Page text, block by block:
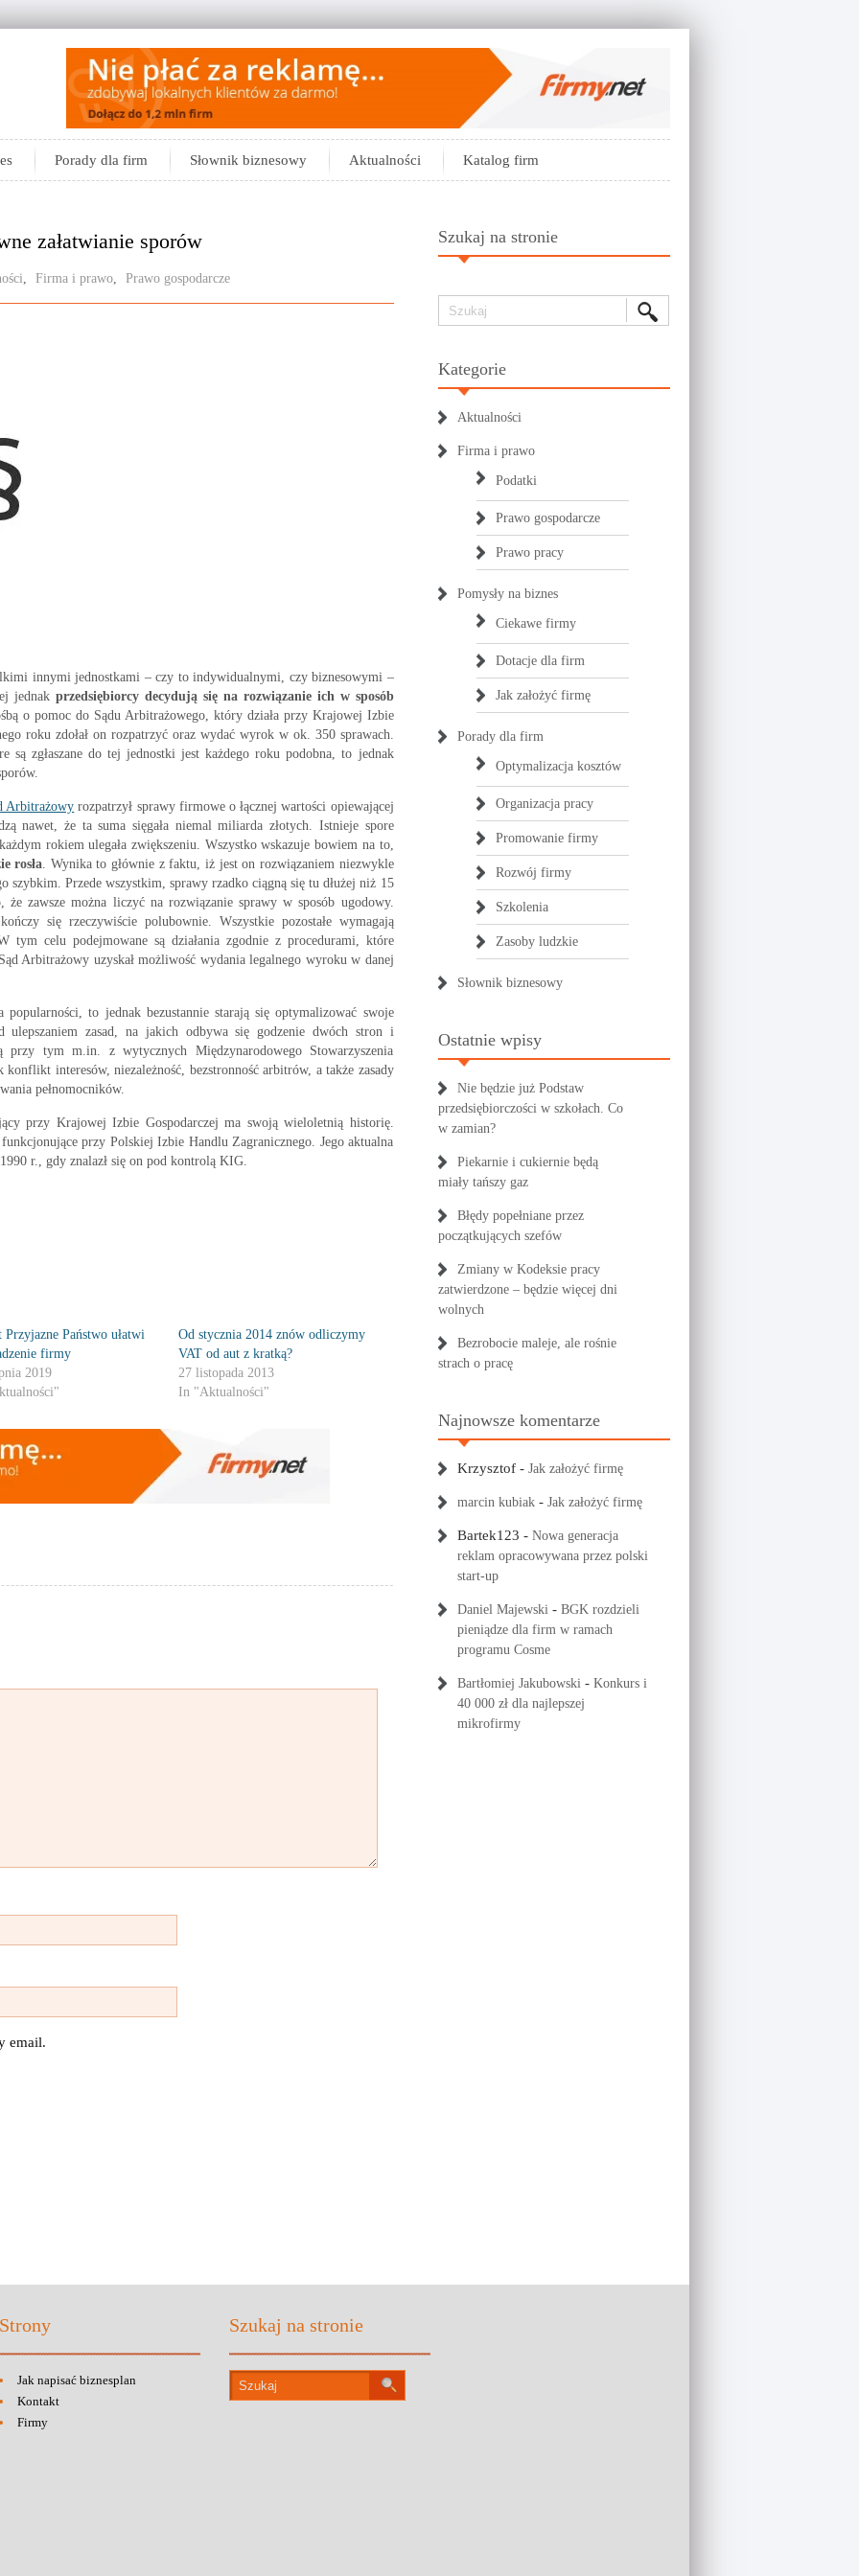
Porady dla firm Słownik biznesowy Aktualności Katalog firm
załatwianie sporów
, Firma i prawo, Prawo gospodarcze
innymi jednostkami – czy to indywidualnymi, czy biznesowymi –
jednak przedsiębiorcy decydują się na rozwiązanie ich w sposób
o pomoc do Sądu Arbitrażowego, który działa przy Krajowej Izbie
roku zdołał on rozpatrzyć oraz wydać wyrok w ok. 350 sprawach.
są zgłaszane do tej jednostki jest każdego roku podobna, to jednak
Arbitrażowy rozpatrzył sprawy firmowe o łącznej wartości opiewającej
nawet, że ta suma sięgała niemal miliarda złotych. Istnieje spore
rokiem ulegała zwiększeniu. Wszystko wskazuje bowiem na to,
rosła. Wynika to głównie z faktu, iż jest on rozwiązaniem niezwykle
szybkim. Przede wszystkim, sprawy rzadko ciągną się tu dłużej niż 15
że zawsze można liczyć na rozwiązanie sprawy w sposób ugodowy.
się rzeczywiście polubownie. Wszystkie pozostałe wymagają
tym celu podejmowane są działania zgodnie z procedurami, które
Arbitrażowy uzyskał możliwość wydania legalnego wyroku w danej
to jednak bezustannie starają się optymalizować swoje
ulepszaniem zasad, na jakich odbywa się godzenie dwóch stron i
przy tym m.in. z wytycznych Międzynarodowego Stowarzyszenia
interesów, niezależność, bezstronność arbitrów, a także zasady
pełnomocników.
przy Krajowej Izbie Gospodarczej ma swoją wieloletnią historię.
przy Polskiej Izbie Handlu Zagranicznego. Jego aktualna
r., gdy znalazł się on pod kontrolą KIG.
Przyjazne Państwo ułatwi
firmy
2019
Od stycznia 2014 znów odliczymy
VAT od aut z kratką?
27 listopada 2013
In "Aktualności"
email.
Szukaj na stronie
Kategorie
Aktualności
Firma i prawo
Podatki
Prawo gospodarcze
Prawo pracy
Pomysły na biznes
Ciekawe firmy
Dotacje dla firm
Jak założyć firmę
Porady dla firm
Optymalizacja kosztów
Organizacja pracy
Promowanie firmy
Rozwój firmy
Szkolenia
Zasoby ludzkie
Słownik biznesowy
Ostatnie wpisy
Nie będzie już Podstaw
przedsiębiorczości w szkołach. Co
w zamian?
Piekarnie i cukiernie będą
miały tańszy gaz
Błędy popełniane przez
początkujących szefów
Zmiany w Kodeksie pracy
zatwierdzone – będzie więcej dni
wolnych
Bezrobocie maleje, ale rośnie
strach o pracę
Najnowsze komentarze
Krzysztof - Jak założyć firmę
marcin kubiak - Jak założyć firmę
Bartek123 - Nowa generacja
reklam opracowywana przez polski
start-up
Daniel Majewski - BGK rozdzieli
pieniądze dla firm w ramach
programu Cosme
Bartłomiej Jakubowski - Konkurs i
40 000 zł dla najlepszej
mikrofirmy
Strony
Jak napisać biznesplan
Kontakt
Firmy
Szukaj na stronie